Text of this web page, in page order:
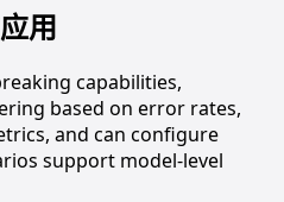
用
capabilities,
based on error rates,
and can configure
support model-level